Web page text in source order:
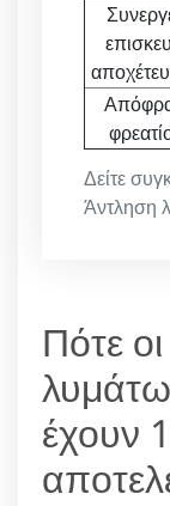
Δείτε
Άντληση
Πότε
έχουν